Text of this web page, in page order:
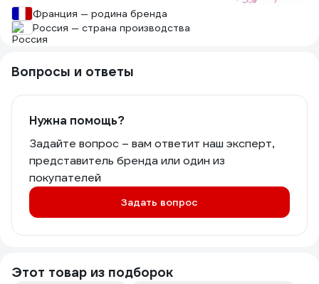
Франция — родина бренда
Россия — страна производства
Вопросы и ответы
Нужна помощь?
Задайте вопрос – вам ответит наш эксперт,
представитель бренда или один из
покупателей
Задать вопрос
Этот товар из подборок